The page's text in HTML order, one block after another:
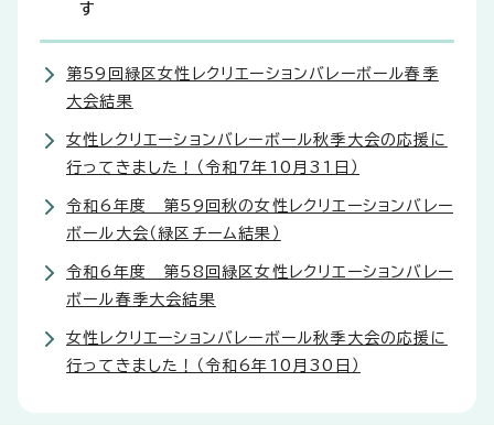
す
第59回緑区女性レクリエーションバレーボール春季
大会結果
女性レクリエーションバレーボール秋季大会の応援に
行ってきました！（令和7年10月31日）
令和6年度 第59回秋の女性レクリエーションバレー
ボール大会（緑区チーム結果）
令和6年度 第58回緑区女性レクリエーションバレー
ボール春季大会結果
女性レクリエーションバレーボール秋季大会の応援に
行ってきました！（令和6年10月30日）